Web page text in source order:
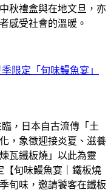
秋禮盒與在地文旦，亦
感受社會的溫暖。
限定「旬味鰻魚宴」
，日本自古流傳「土
，象徵迎接炎夏、滋養
瓦鐵板燒」以此為靈
【旬味鰻魚宴｜鐵板燒
旬味，邀請饕客在鐵板